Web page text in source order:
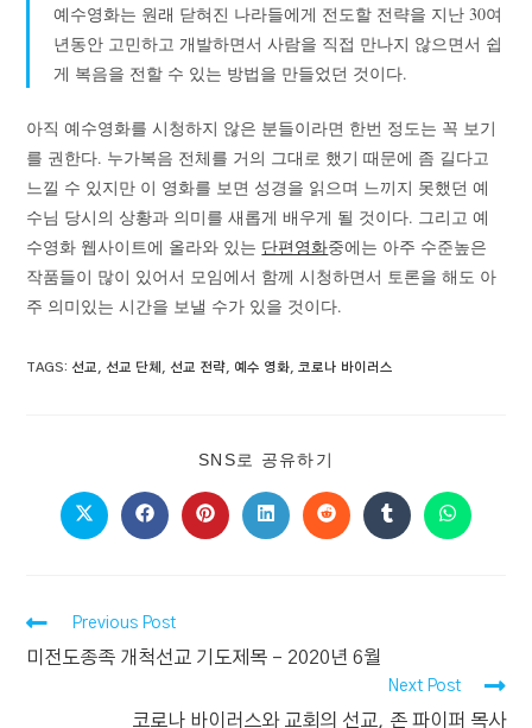
예수영화는 원래 닫혀진 나라들에게 전도할 전략을 지난 30여
년동안 고민하고 개발하면서 사람을 직접 만나지 않으면서 쉽
게 복음을 전할 수 있는 방법을 만들었던 것이다.
아직 예수영화를 시청하지 않은 분들이라면 한번 정도는 꼭 보기
를 권한다. 누가복음 전체를 거의 그대로 했기 때문에 좀 길다고
느낄 수 있지만 이 영화를 보면 성경을 읽으며 느끼지 못했던 예
수님 당시의 상황과 의미를 새롭게 배우게 될 것이다. 그리고 예
수영화 웹사이트에 올라와 있는 단편영화중에는 아주 수준높은
작품들이 많이 있어서 모임에서 함께 시청하면서 토론을 해도 아
주 의미있는 시간을 보낼 수가 있을 것이다.
TAGS:선교 선교 단체 선교 전략 예수 영화 코로나 바이러스
SNS로 공유하기
Previous Post
미전도종족 개척선교 기도제목 – 2020년 6월
Next Post
코로나 바이러스와 교회의 선교, 존 파이퍼 목사